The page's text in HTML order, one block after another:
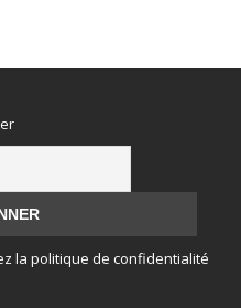
la politique de confidentialité